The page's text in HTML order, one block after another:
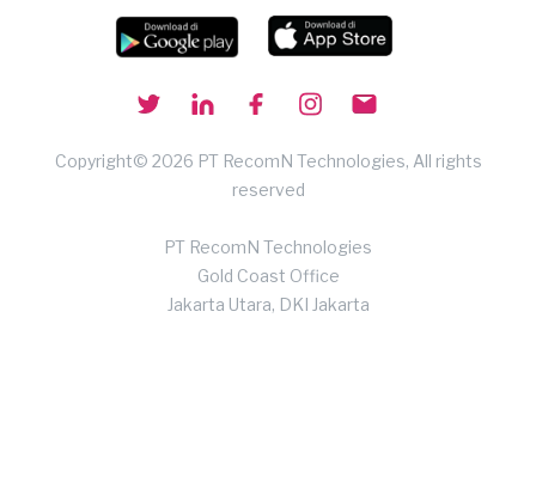
Copyright© 2026 PT RecomN Technologies, All rights
reserved
PT RecomN Technologies
Gold Coast Office
Jakarta Utara, DKI Jakarta